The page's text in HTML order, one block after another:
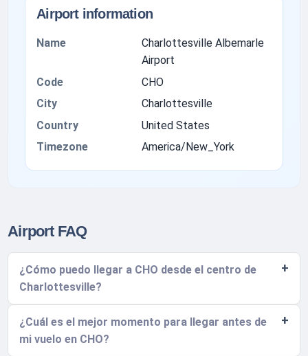
Airport information
Name
Charlottesville Albemarle
Airport
Code
CHO
City
Charlottesville
Country
United States
Timezone
America/New_York
Airport FAQ
¿Cómo puedo llegar a CHO desde el centro de
Charlottesville?
¿Cuál es el mejor momento para llegar antes de
mi vuelo en CHO?